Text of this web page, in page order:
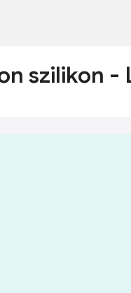
szilikon -